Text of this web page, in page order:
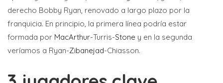
derecho Bobby Ryan, renovado a largo plazo por la
franquicia. En principio, la primera línea podría estar
formada por MacArthur-Turris-Stone y en la segunda
veríamos a Ryan-Zibanejad-Chiasson.